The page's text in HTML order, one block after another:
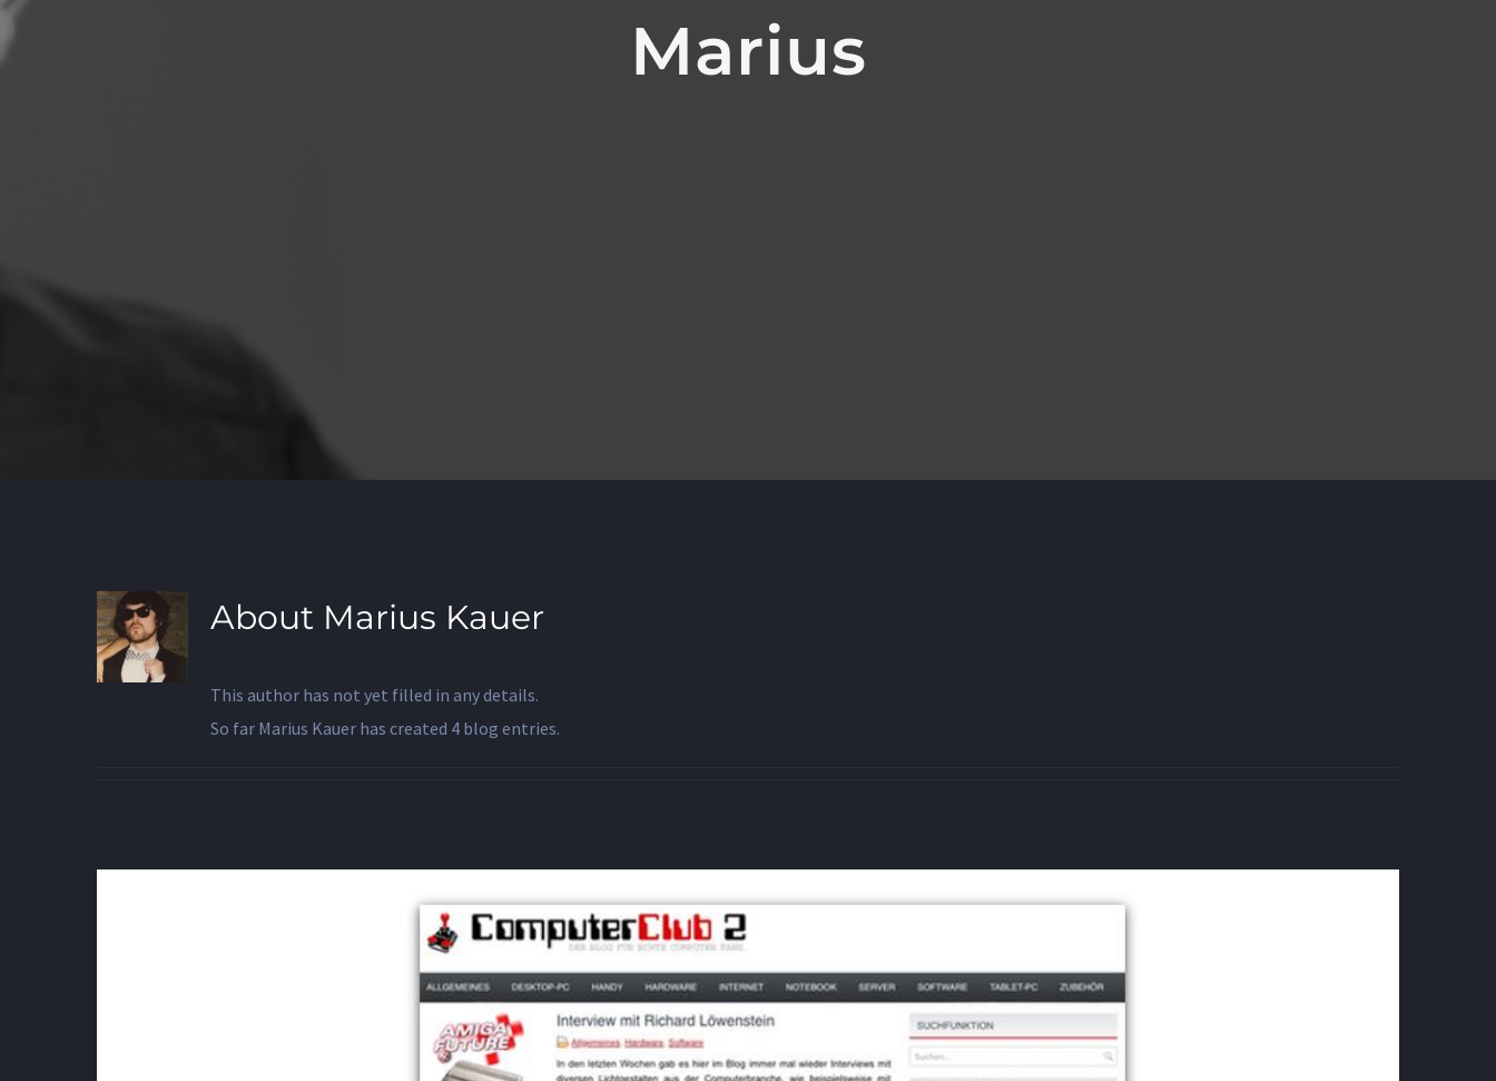
Marius
About Marius Kauer
This author has not yet filled in any details.
So far Marius Kauer has created 4 blog entries.